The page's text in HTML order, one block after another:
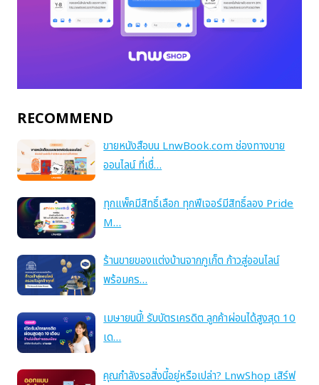
RECOMMEND
ขายหนังสือบน LnwBook.com ช่องทางขาย
ออนไลน์ ที่เชื่…
ทุกแพ็คมีสิทธิ์เลือก ทุกฟีเจอร์มีสิทธิ์ลอง Pride
M…
ร้านขายของแต่งบ้านจากภูเก็ต ก้าวสู่ออนไลน์
พร้อมคร…
เมษายนนี้! รับบัตรเครดิต ลูกค้าผ่อนได้สูงสุด 10
เด…
คุณกำลังรอสิ่งนี้อยู่หรือเปล่า? LnwShop เสิร์ฟ